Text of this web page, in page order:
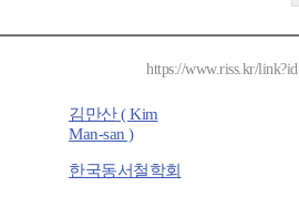
https://www.riss.kr/
김만산 ( Kim
Man-san )
한국동서철학회